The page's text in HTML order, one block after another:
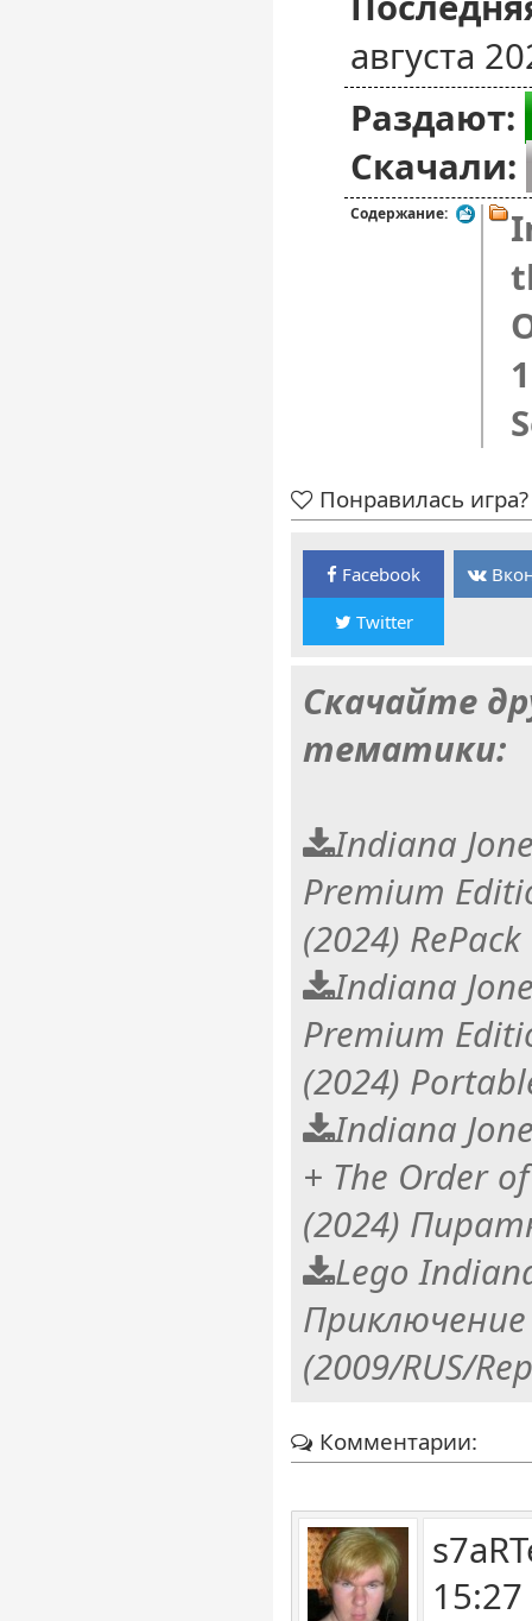
августа
Раздают:
Скачали:
Содержание:
Понравилась
Facebook
Twitter
Скачайте
тематики:
Indiana
Premium
(2024) RePack
Indiana
Premium
(2024)
Indiana
+ The Order
(2024)
Lego
(2009/RUS/
Комментарии: